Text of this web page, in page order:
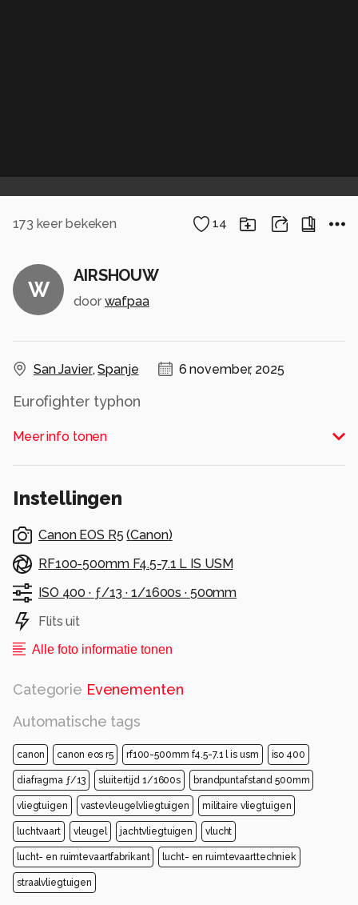
173 keer bekeken 14
W
AIRSHOUW
door wafpaa
San Javier,Spanje 6 november, 2025
Eurofighter typhon
Alle rechten voorbehouden
Meer info tonen
Instellingen
Canon EOS R5 (Canon)
RF100-500mm F4.5-7.1 L IS USM
ISO 400 · ƒ/13 · 1/1600s · 500mm
Flits uit
Alle foto informatie tonen
Categorie Evenementen
Automatische tags
canon canon eos r5 rf100-500mm f4.5-7.1 l is usm iso 400
diafragma ƒ/13 sluitertijd 1/1600s brandpuntafstand 500mm
vliegtuigen vastevleugelvliegtuigen militaire vliegtuigen
luchtvaart vleugel jachtvliegtuigen vlucht
lucht- en ruimtevaartfabrikant lucht- en ruimtevaarttechniek
straalvliegtuigen